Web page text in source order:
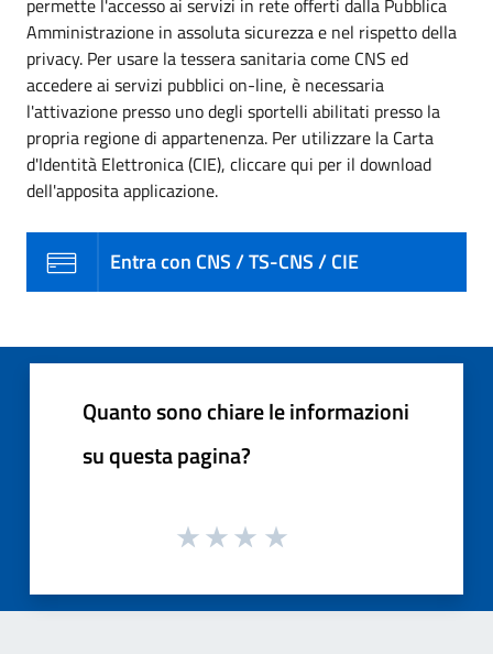
Amministrazione in assoluta sicurezza e nel rispetto della
privacy. Per usare la tessera sanitaria come CNS ed
accedere ai servizi pubblici on-line, è necessaria
l'attivazione presso uno degli sportelli abilitati presso la
propria regione di appartenenza. Per utilizzare la Carta
d'Identità Elettronica (CIE), cliccare qui per il download
dell'apposita applicazione.
Entra con CNS / TS-CNS / CIE
Quanto sono chiare le informazioni
su questa pagina?